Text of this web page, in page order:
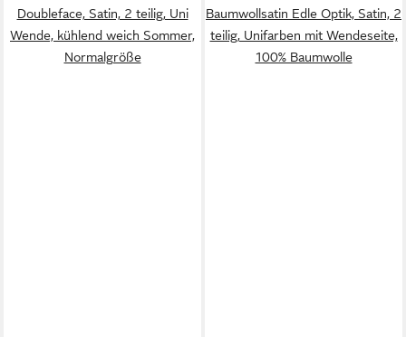
Doubleface, Satin, 2 teilig, Uni
Wende, kühlend weich Sommer,
Normalgröße
Baumwollsatin Edle Optik, Satin, 2
teilig, Unifarben mit Wendeseite,
100% Baumwolle